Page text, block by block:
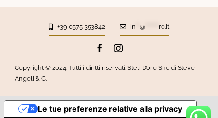
+39 0575 353842 in @******* ro.it
Copyright © 2024. Tutti i diritti riservati. Steli D’oro Snc di Steve
Angeli & C.
Le tue preferenze relative alla privacy